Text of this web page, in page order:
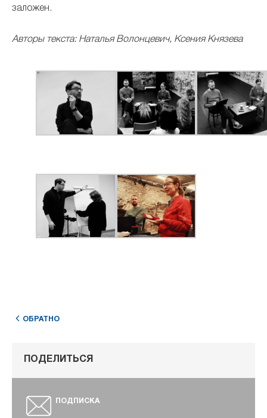
заложен.
Авторы текста: Наталья Волонцевич, Ксения Князева
ОБРАТНО
ПОДЕЛИТЬСЯ
ПОДПИСКА